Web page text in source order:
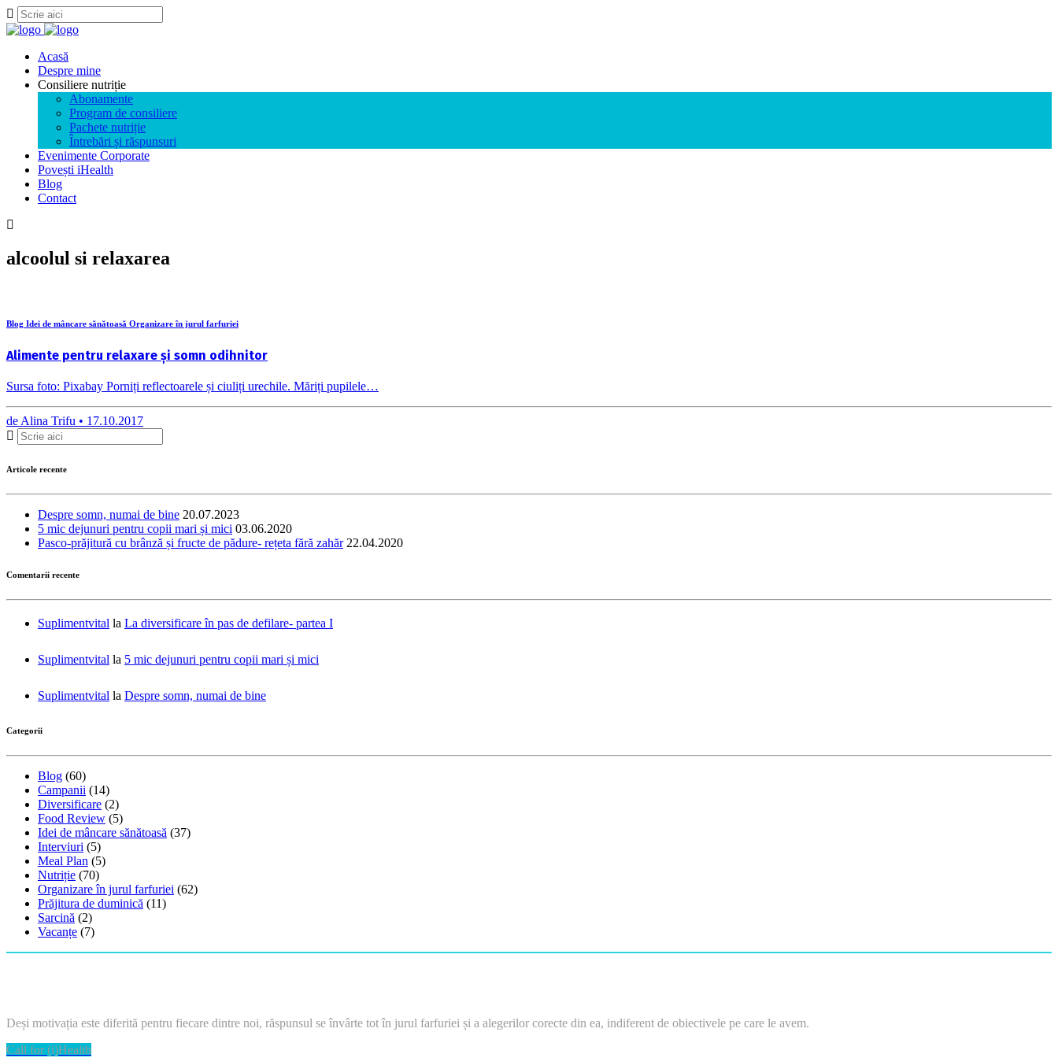
Acasă
Despre mine
Consiliere nutriție
Abonamente
Program de consiliere
Pachete nutriție
Întrebări și răspunsuri
Evenimente Corporate
Povești iHealth
Blog
Contact
alcoolul si relaxarea
Blog Idei de mâncare sănătoasă Organizare în jurul farfuriei
Alimente pentru relaxare și somn odihnitor
Sursa foto: Pixabay Porniți reflectoarele și ciuliți urechile. Măriți pupilele…
de Alina Trifu • 17.10.2017
Articole recente
Despre somn, numai de bine 20.07.2023
5 mic dejunuri pentru copii mari și mici 03.06.2020
Pasco-prăjitură cu brânză și fructe de pădure- rețeta fără zahăr 22.04.2020
Comentarii recente
Suplimentvital la La diversificare în pas de defilare- partea I
Suplimentvital la 5 mic dejunuri pentru copii mari și mici
Suplimentvital la Despre somn, numai de bine
Categorii
Blog (60)
Campanii (14)
Diversificare (2)
Food Review (5)
Idei de mâncare sănătoasă (37)
Interviuri (5)
Meal Plan (5)
Nutriție (70)
Organizare în jurul farfuriei (62)
Prăjitura de duminică (11)
Sarcină (2)
Vacanțe (7)
Deși motivația este diferită pentru fiecare dintre noi, răspunsul se învârte tot în jurul farfuriei și a alegerilor corecte din ea, indiferent de obiectivele pe care le avem.
Call for (i)Health